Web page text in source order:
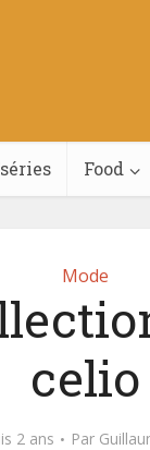
Food
Mode
celio
2 ans Par